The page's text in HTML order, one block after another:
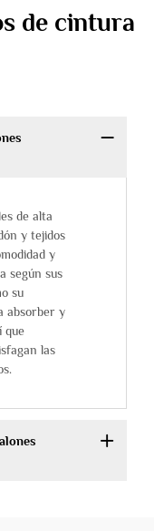
de cintura
de alta
y tejidos
y
según sus
su
absorber y
que
las